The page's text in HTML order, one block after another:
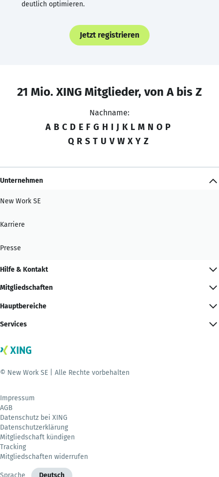
deutlich optimieren.
Jetzt registrieren
21 Mio. XING Mitglieder, von A bis Z
Nachname:
A B C D E F G H I J K L M N O P
Q R S T U V W X Y Z
Unternehmen
New Work SE
Karriere
Presse
Hilfe & Kontakt
Mitgliedschaften
Hauptbereiche
Services
© New Work SE | Alle Rechte vorbehalten
Impressum
AGB
Datenschutz bei XING
Datenschutzerklärung
Mitgliedschaft kündigen
Tracking
Mitgliedschaften widerrufen
Sprache Deutsch